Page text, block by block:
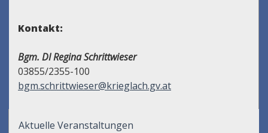
Kontakt:
Bgm. DI Regina Schrittwieser
03855/2355-100
bgm.schrittwieser@krieglach.gv.at
Aktuelle Veranstaltungen